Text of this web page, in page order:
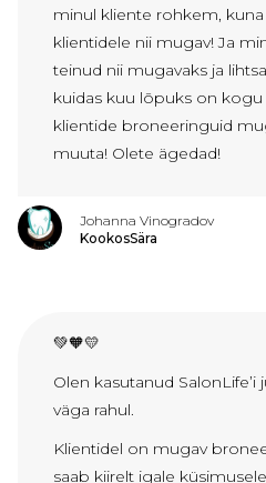
minul kliente rohkem,
klientidele nii mugav! Ja
teinud nii mugavaks ja
kuidas kuu lõpuks on
klientide broneeringuid
muuta! Olete ägedad!
Johanna Vinogradov
KookosSära
💚🧡💛
Olen kasutanud
väga rahul.
Klientidel on mugav
saab kiirelt igale